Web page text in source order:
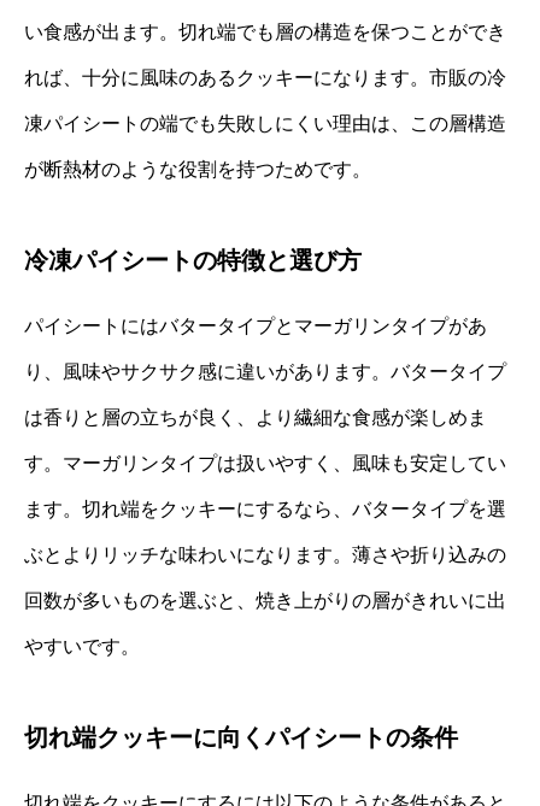
い食感が出ます。切れ端でも層の構造を保つことができ
れば、十分に風味のあるクッキーになります。市販の冷
凍パイシートの端でも失敗しにくい理由は、この層構造
が断熱材のような役割を持つためです。
冷凍パイシートの特徴と選び方
パイシートにはバタータイプとマーガリンタイプがあ
り、風味やサクサク感に違いがあります。バタータイプ
は香りと層の立ちが良く、より繊細な食感が楽しめま
す。マーガリンタイプは扱いやすく、風味も安定してい
ます。切れ端をクッキーにするなら、バタータイプを選
ぶとよりリッチな味わいになります。薄さや折り込みの
回数が多いものを選ぶと、焼き上がりの層がきれいに出
やすいです。
切れ端クッキーに向くパイシートの条件